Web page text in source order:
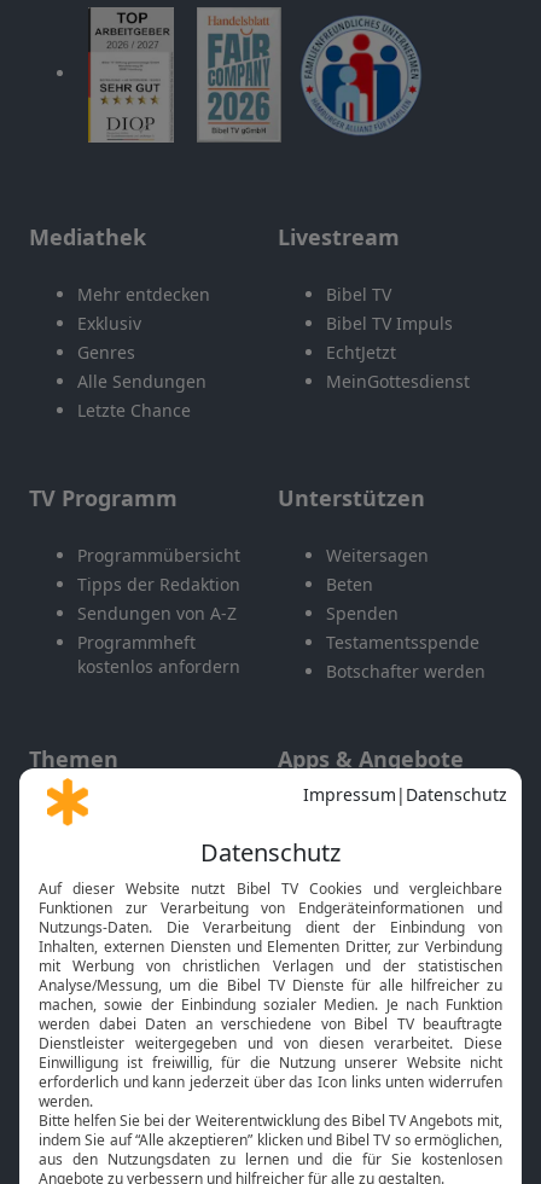
Mediathek
Mehr entdecken
Exklusiv
Genres
Alle Sendungen
Letzte Chance
Livestream
Bibel TV
Bibel TV Impuls
EchtJetzt
MeinGottesdienst
TV Programm
Programmübersicht
Tipps der Redaktion
Sendungen von A-Z
Programmheft
kostenlos anfordern
Unterstützen
Weitersagen
Beten
Spenden
Testamentsspende
Botschafter werden
Themen
Gott und Bibel erklärt
Neuigkeiten
Apps & Angebote
Mobile App
Smart TV
HbbTV
Bibelthek Online-Bibel
Nächster Gottesdienst
Bibel TV
Über uns
Jobs
Service
Kontakt
TV-Empfang